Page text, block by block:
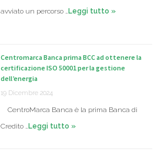
avviato un percorso …Leggi tutto »
Centromarca Banca prima BCC ad ottenere la
certificazione ISO 50001 per la gestione
dell’energia
19 Dicembre 2024
CentroMarca Banca è la prima Banca di
Credito …Leggi tutto »